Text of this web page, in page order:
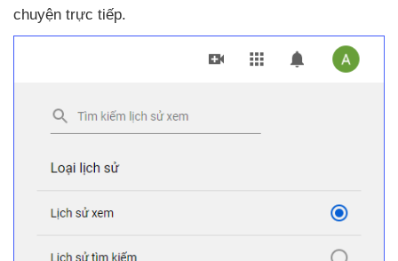
chuyện trực tiếp.